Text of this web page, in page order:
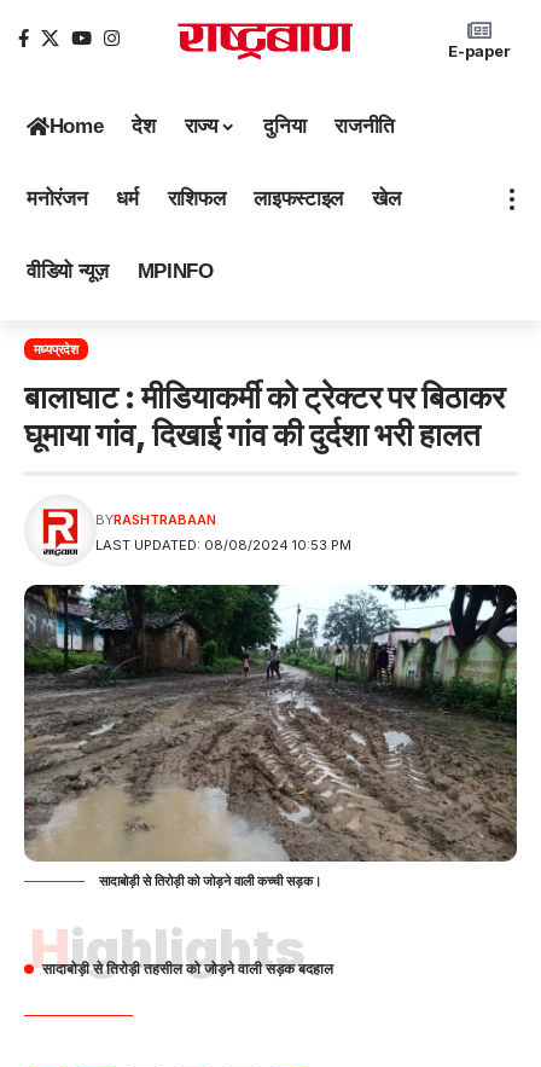
E-paper
Home देश राज्य दुनिया राजनीति
मनोरंजन धर्म राशिफल लाइफस्टाइल खेल
वीडियो न्यूज़ MPINFO
मध्यप्रदेश
बालाघाट : मीडियाकर्मी को ट्रेक्टर पर बिठाकर
घूमाया गांव, दिखाई गांव की दुर्दशा भरी हालत
LAST UPDATED: 08/08/2024 10:53 PM
BYRASHTRABAAN
सादाबोड़ी से तिरोड़ी को जोड़ने वाली कच्ची सड़क।
Highlights
सादाबोड़ी से तिरोड़ी तहसील को जोड़ने वाली सड़क बदहाल